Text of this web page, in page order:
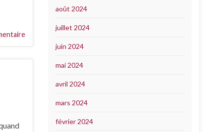
août 2024
juillet 2024
juin 2024
mai 2024
avril 2024
mars 2024
février 2024